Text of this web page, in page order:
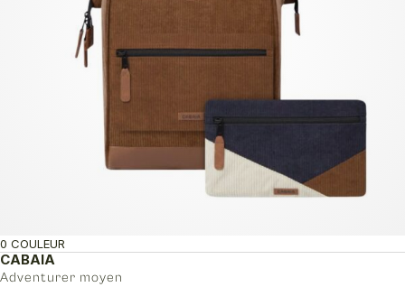
CABAIA
Adventurer moyen
0 COULEUR